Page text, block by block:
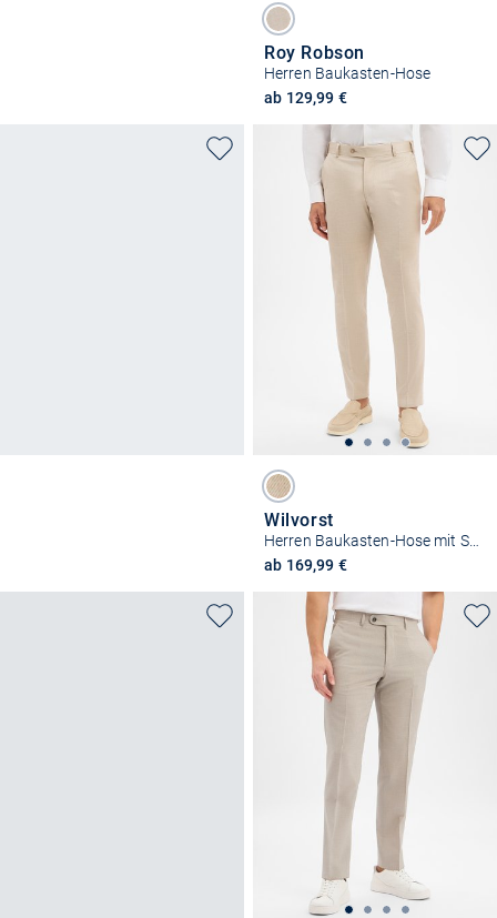
Roy Robson
Herren Baukasten-Hose
ab 129,99 €
Wilvorst
Herren Baukasten-Hose mit Schurwoll-Anteil
ab 169,99 €